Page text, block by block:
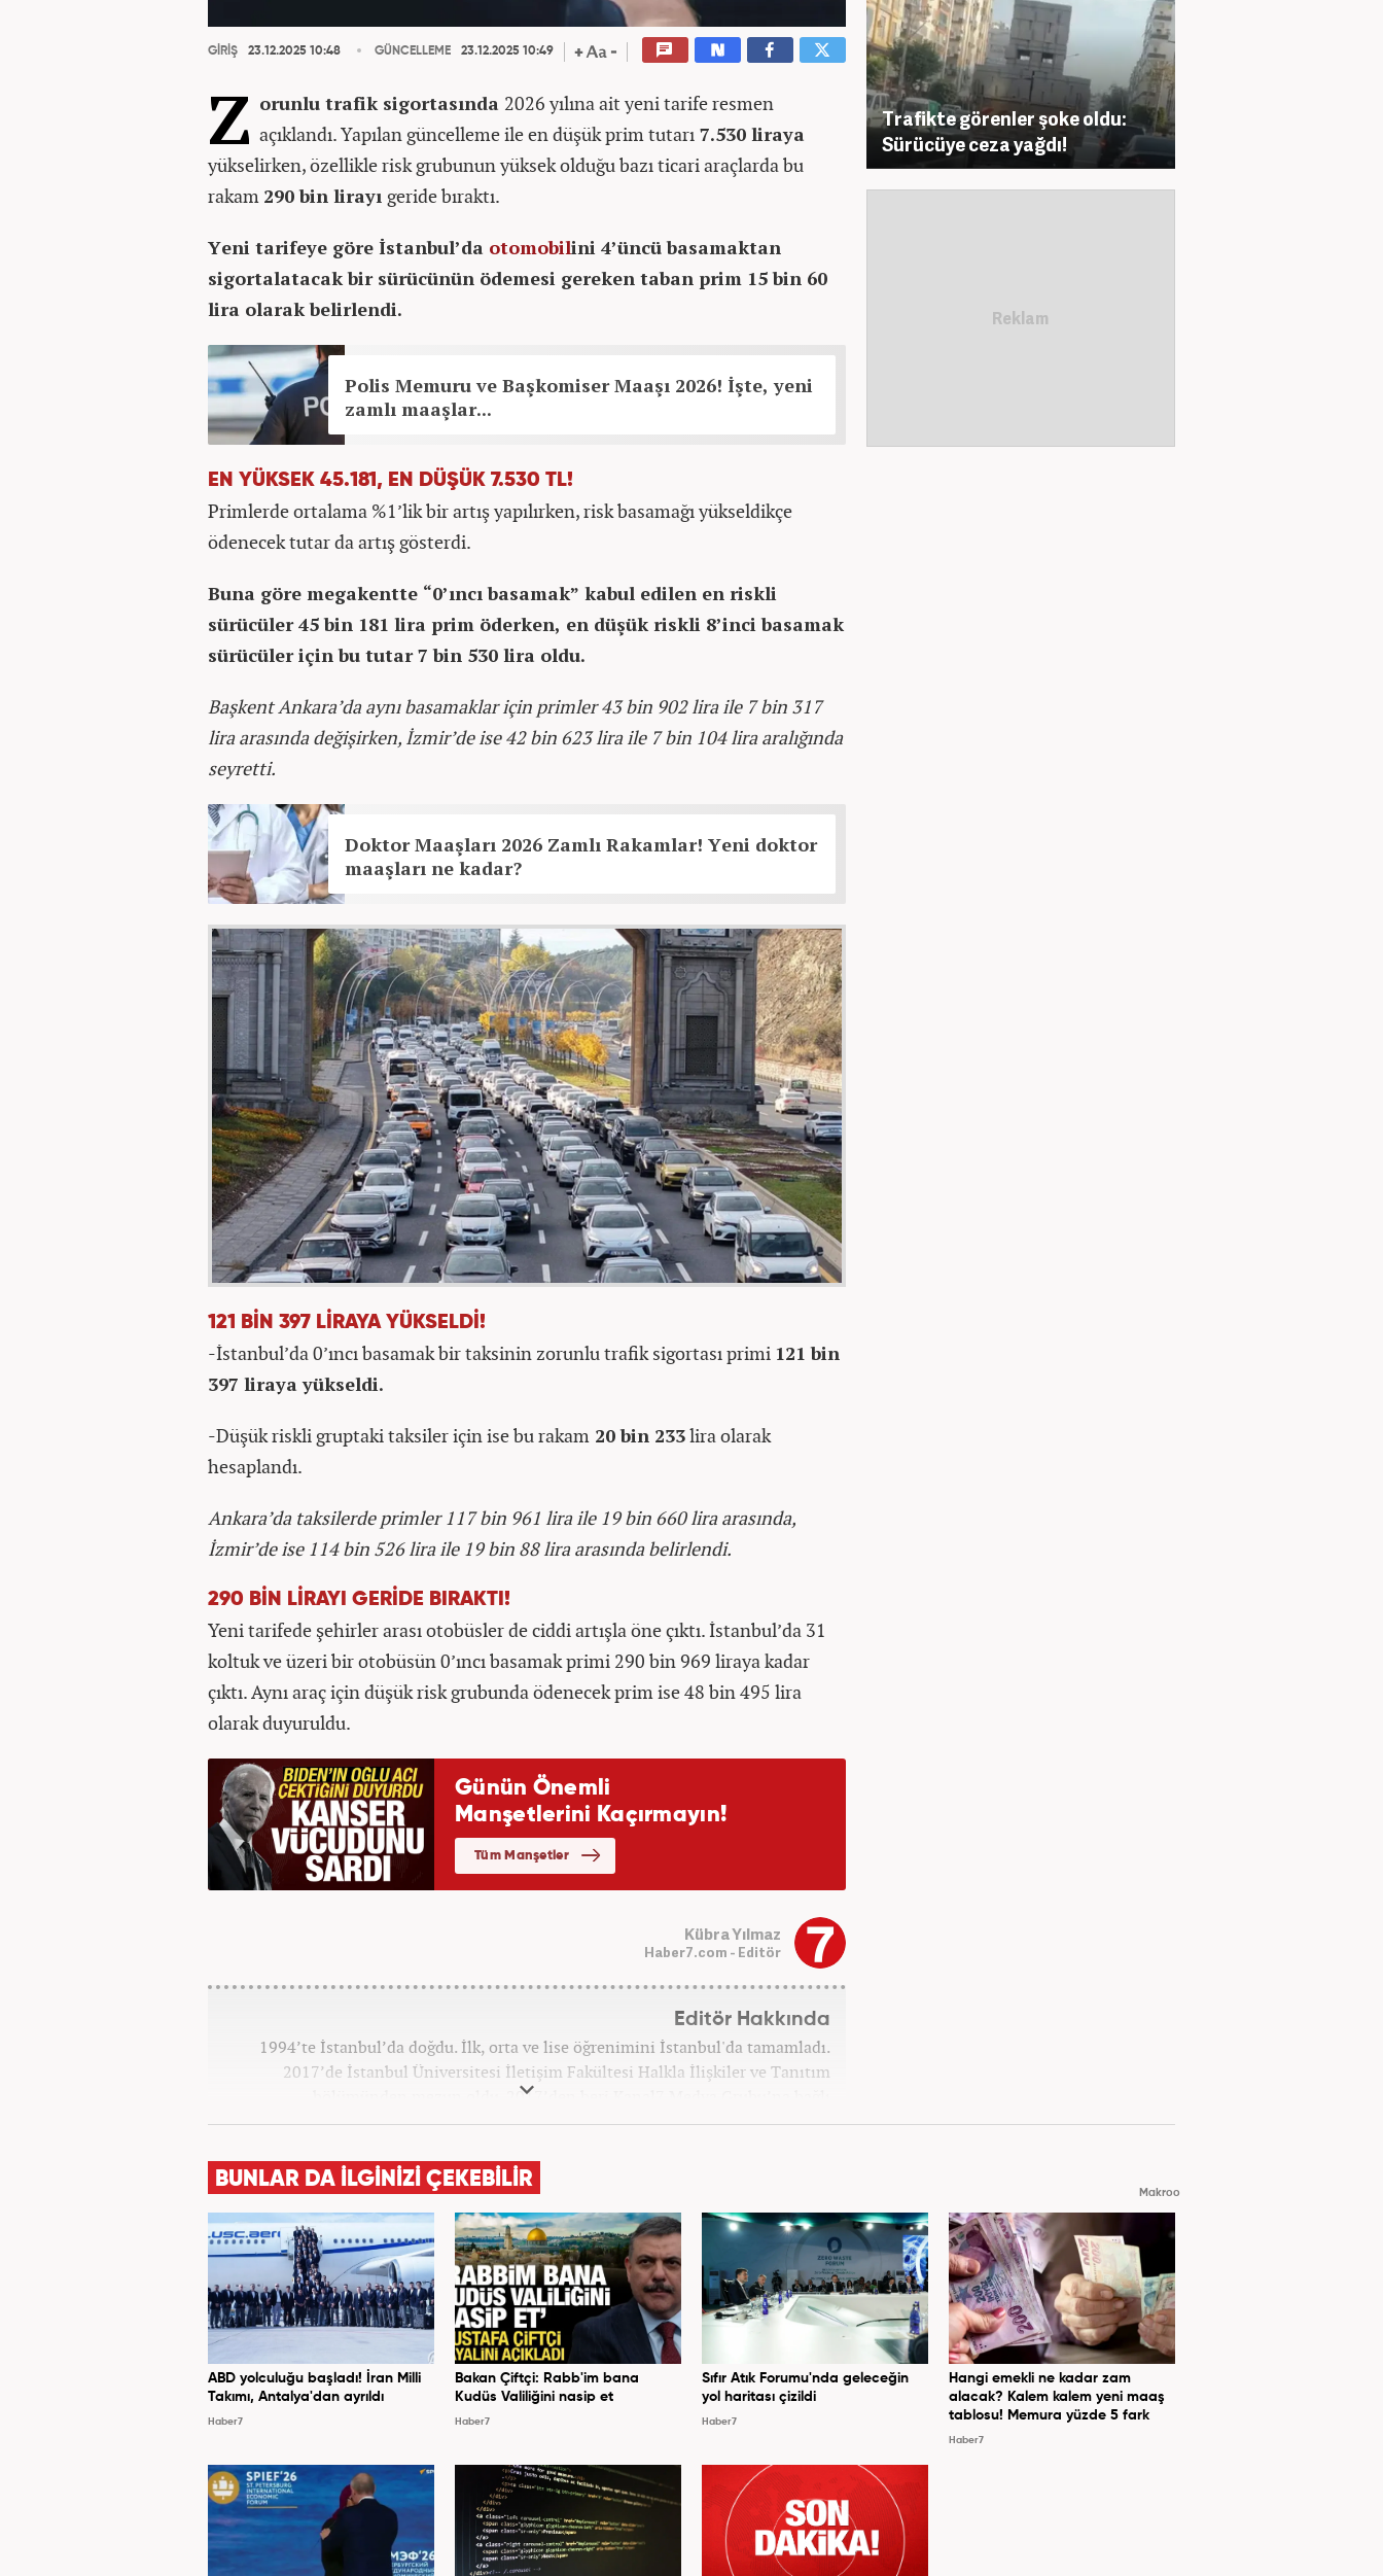
GİRİŞ 23.12.2025 10:48 GÜNCELLEME 23.12.2025 10:49
Z orunlu trafik sigortasında 2026 yılına ait yeni tarife resmen
açıklandı. Yapılan güncelleme ile en düşük prim tutarı 7.530 liraya
yükselirken, özellikle risk grubunun yüksek olduğu bazı ticari araçlarda bu
rakam 290 bin lirayı geride bıraktı.
Yeni tarifeye göre İstanbul’da otomobilini 4’üncü basamaktan
sigortalatacak bir sürücünün ödemesi gereken taban prim 15 bin 60
lira olarak belirlendi.
Polis Memuru ve Başkomiser Maaşı 2026! İşte, yeni
zamlı maaşlar...
EN YÜKSEK 45.181, EN DÜŞÜK 7.530 TL!
Primlerde ortalama %1’lik bir artış yapılırken, risk basamağı yükseldikçe
ödenecek tutar da artış gösterdi.
Buna göre megakentte “0’ıncı basamak” kabul edilen en riskli
sürücüler 45 bin 181 lira prim öderken, en düşük riskli 8’inci basamak
sürücüler için bu tutar 7 bin 530 lira oldu.
Başkent Ankara’da aynı basamaklar için primler 43 bin 902 lira ile 7 bin 317
lira arasında değişirken, İzmir’de ise 42 bin 623 lira ile 7 bin 104 lira aralığında
seyretti.
Doktor Maaşları 2026 Zamlı Rakamlar! Yeni doktor
maaşları ne kadar?
121 BİN 397 LİRAYA YÜKSELDİ!
-İstanbul’da 0’ıncı basamak bir taksinin zorunlu trafik sigortası primi 121 bin
397 liraya yükseldi.
-Düşük riskli gruptaki taksiler için ise bu rakam 20 bin 233lira olarak
hesaplandı.
Ankara’da taksilerde primler 117 bin 961 lira ile 19 bin 660 lira arasında,
İzmir’de ise 114 bin 526 lira ile 19 bin 88 lira arasında belirlendi.
290 BİN LİRAYI GERİDE BIRAKTI!
Yeni tarifede şehirler arası otobüsler de ciddi artışla öne çıktı. İstanbul’da 31
koltuk ve üzeri bir otobüsün 0’ıncı basamak primi 290 bin 969 liraya kadar
çıktı. Aynı araç için düşük risk grubunda ödenecek prim ise 48 bin 495 lira
olarak duyuruldu.
Kübra Yılmaz
Haber7.com - Editör
Editör Hakkında
1994’te İstanbul’da doğdu. İlk, orta ve lise öğrenimini İstanbul'da tamamladı.
2017’de İstanbul Üniversitesi İletişim Fakültesi Halkla İlişkiler ve Tanıtım
bölümünden mezun oldu. 2017’den beri Kanal7 Medya Grubu’na bağlı
Haber7.com bünyesinde mesleki hayatına devam etmektedir.
Trafikte görenler şoke oldu:
Sürücüye ceza yağdı!
BUNLAR DA İLGİNİZİ ÇEKEBİLİR
Makroo
ABD yolculuğu başladı! İran Milli
Takımı, Antalya'dan ayrıldı
Haber7
Bakan Çiftçi: Rabb'im bana
Kudüs Valiliğini nasip et
Haber7
Sıfır Atık Forumu'nda geleceğin
yol haritası çizildi
Haber7
Hangi emekli ne kadar zam
alacak? Kalem kalem yeni maaş
tablosu! Memura yüzde 5 fark
Haber7